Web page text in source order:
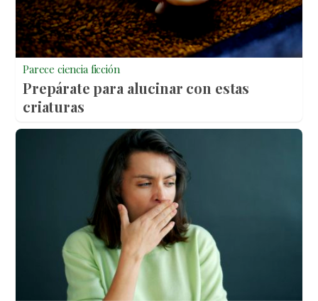
Parece ciencia ficción
Prepárate para alucinar con estas
criaturas